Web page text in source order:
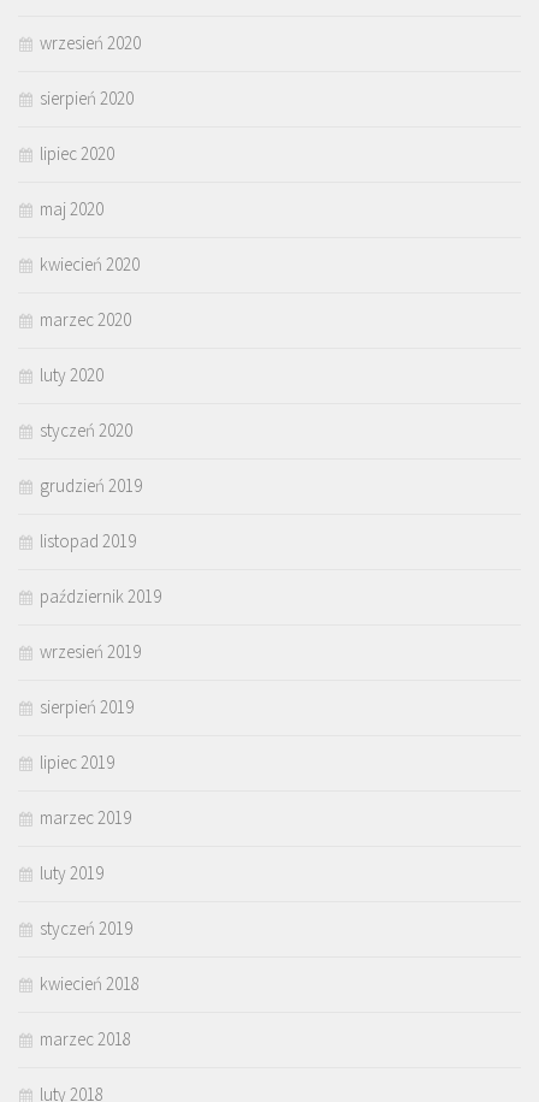
wrzesień 2020
sierpień 2020
lipiec 2020
maj 2020
kwiecień 2020
marzec 2020
luty 2020
styczeń 2020
grudzień 2019
listopad 2019
październik 2019
wrzesień 2019
sierpień 2019
lipiec 2019
marzec 2019
luty 2019
styczeń 2019
kwiecień 2018
marzec 2018
luty 2018